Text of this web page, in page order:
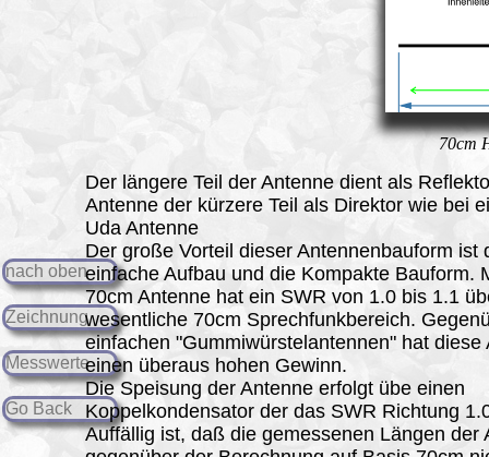
nach oben
Zeichnung
Messwerte
Go Back
70cm
Der längere Teil der Antenne dient als
Antenne der kürzere Teil als Direktor wie bei
Uda Antenne
Der große Vorteil dieser Antennenbauform ist
einfache Aufbau und die Kompakte Bauform.
70cm Antenne hat ein SWR von 1.0 bis 1.1
wesentliche 70cm Sprechfunkbereich.
einfachen "Gummiwürstelantennen" hat diese
einen überaus hohen Gewinn.
Die Speisung der Antenne erfolgt übe einen
Koppelkondensator der das SWR Richtung
Auffällig ist, daß die gemessenen Längen der